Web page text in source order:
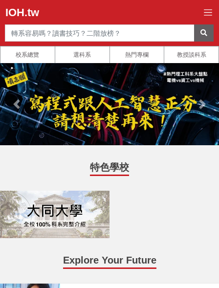
IOH.tw
校系總覽 選科系 熱門專欄 教授談科系
特色學校
Explore Your Future